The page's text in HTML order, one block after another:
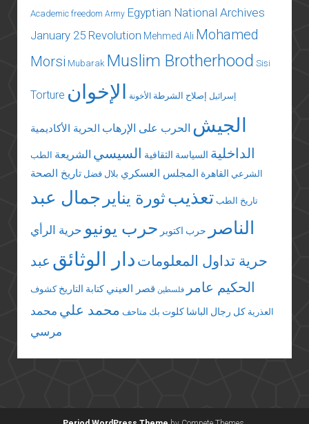
Academic freedom Army Egyptian National Archives
January 25 Revolution Mehmed Ali Mohamed
Morsi Mubarak Muslim Brotherhood Sisi
Torture إسرائيل إصلاح الشرطة الأخونة الإخوان
الجيش الحرب على الإرهاب الحرية الأكاديمية
الداخلية السياسة الثقافية السيسي الشريعة الطب
الشرعي القاهرة المجلس العسكري بلال فضل تاريخ الصحة
تاريخ الطب تعذيبثورة يناير جمال عبد
الناصر
حرب اكتوبر حرب يونيو حرية الرأي
حرية تداول المعلومات دار الوثائق عبد
الحكيم عامر
فلسطين قصر العيني كتابة التاريخ كشوف
العذرية كل رجال الباشا كلوت بك متاحف محمد علي محمد
مرسي